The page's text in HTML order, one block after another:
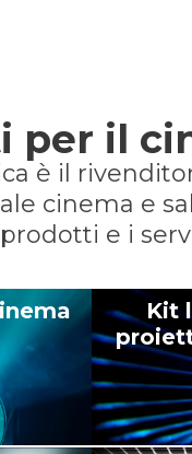
per il
è il
cinema e
e i
Kit